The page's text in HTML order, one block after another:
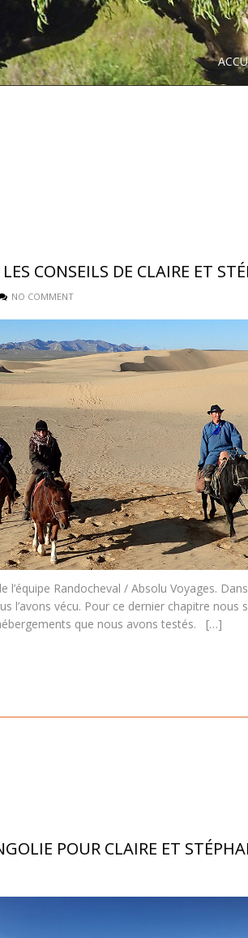
CONSEILS DE CLAIRE ET
NO COMMENT
Randocheval / Absolu Voyages.
l’avons vécu. Pour ce dernier chapitre nous
que nous avons testés. […]
POUR CLAIRE ET